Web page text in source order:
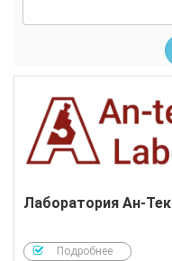
Лаборатория Ан-Тек
Подробнее